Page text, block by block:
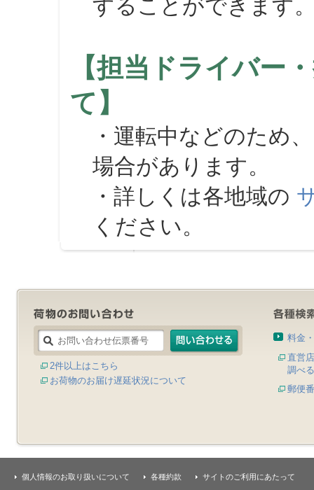
することができます
【担当ドライバー
て】
・運転中などのため
場合があります。
・詳しくは各地域の
ください。
2件以上はこちら
お荷物のお届け遅延状況について
料金
直営
調べる
郵便
個人情報のお取り扱いについて 各種約款 サイトのご利用にあたって